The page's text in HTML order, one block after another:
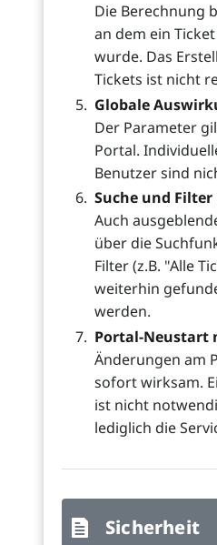
Die Berechnung
an dem ein
wurde. Das
Tickets ist nicht
Globale
Der Parameter
Portal.
Benutzer sind
Suche und
Auch
über die
Filter (z.B. "Alle
weiterhin
werden.
Portal-Neustart
Änderungen am
sofort wirksam.
ist nicht
lediglich die
Sicherheit